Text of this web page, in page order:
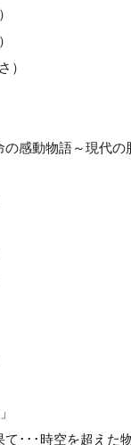
）
感動物語～現代
･･･時空を超えた